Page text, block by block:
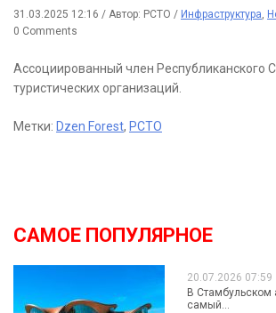
31.03.2025 12:16 / Автор: РСТО / Инфраструктура,
0 Comments
Ассоциированный член Республиканского
туристических организаций.
Метки: Dzen Forest, РСТО
САМОЕ ПОПУЛЯРНОЕ
20.07.2026 07:59
В Стамбульском
самый...